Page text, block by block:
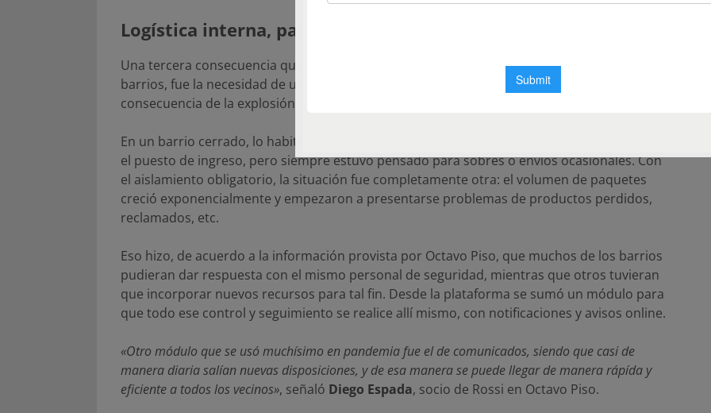
Logística interna, para compras online
Una tercera consecuencia que trajo el confinamiento, en la administración de consorcios y
barrios, fue la necesidad de una nueva posición, dedicada a la logística interna, como
consecuencia de la explosión de las compras online.
En un barrio cerrado, lo habitual era que la correspondencia fuera recibida directamente en
el puesto de ingreso, pero siempre estuvo pensado para sobres o envíos ocasionales. Con
el aislamiento obligatorio, la situación fue completamente otra: el volumen de paquetes
creció exponencialmente y empezaron a presentarse problemas de productos perdidos,
reclamados, etc.
Eso hizo, de acuerdo a la información provista por Octavo Piso, que muchos de los barrios
pudieran dar respuesta con el mismo personal de seguridad, mientras que otros tuvieran
que incorporar nuevos recursos para tal fin. Desde la plataforma se sumó un módulo para
que todo ese control y seguimiento se realice allí mismo, con notificaciones y avisos online.
«Otro módulo que se usó muchísimo en pandemia fue el de comunicados, siendo que casi de
manera diaria salían nuevas disposiciones, y de esa manera se puede llegar de manera rápída y
eficiente a todos los vecinos», señaló Diego Espada, socio de Rossi en Octavo Piso.